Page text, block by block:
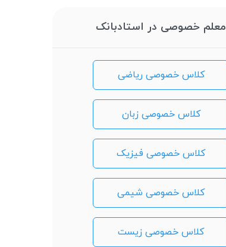
معلم خصوصی در استادبانک
کلاس خصوصی ریاضی
کلاس خصوصی زبان
کلاس خصوصی فیزیک
کلاس خصوصی شیمی
کلاس خصوصی زیست